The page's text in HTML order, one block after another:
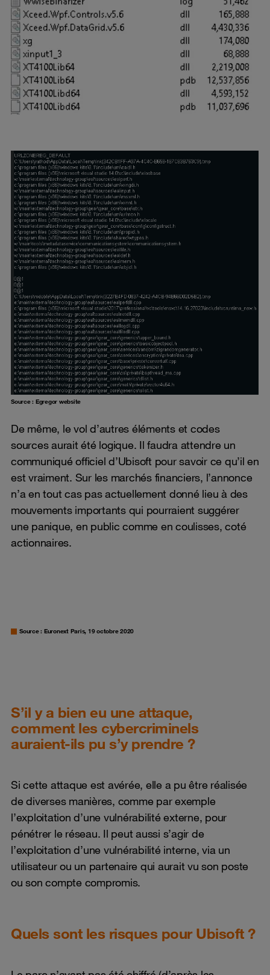
Source : Egregor website
De même, le vol d’autres éléments et codes
sources aurait été logique. Il faudra attendre un
communiqué officiel d’Ubisoft pour savoir ce qu’il en
est vraiment. Sur les marchés financiers, l’annonce
n’a en tout cas pas actuellement donné lieu à des
mouvements importants qui pourraient suggérer
une panique, en public comme en coulisses, coté
actionnaires.
Source : Euronext Paris, 19 octobre 2020
S’il y a bien eu une attaque,
comment les cybercriminels
auraient-ils pu s’y prendre ?
Si cette attaque est avérée, elle a pu être réalisée
de diverses manières, comme par exemple
l’exploitation d’une vulnérabilité externe, pour
pénétrer le réseau. Il peut aussi s’agir de
l’exploitation d’une vulnérabilité interne, via un
utilisateur ou un partenaire qui aurait vu son poste
ou son compte compromis.
Quels sont les risques pour Ubisoft ?